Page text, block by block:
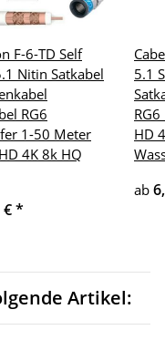
F-6-TD Self
Nitin Satkabel
RG6
1-50 Meter
4K 8k HQ
€*
5.1
HD
ab
Artikel: